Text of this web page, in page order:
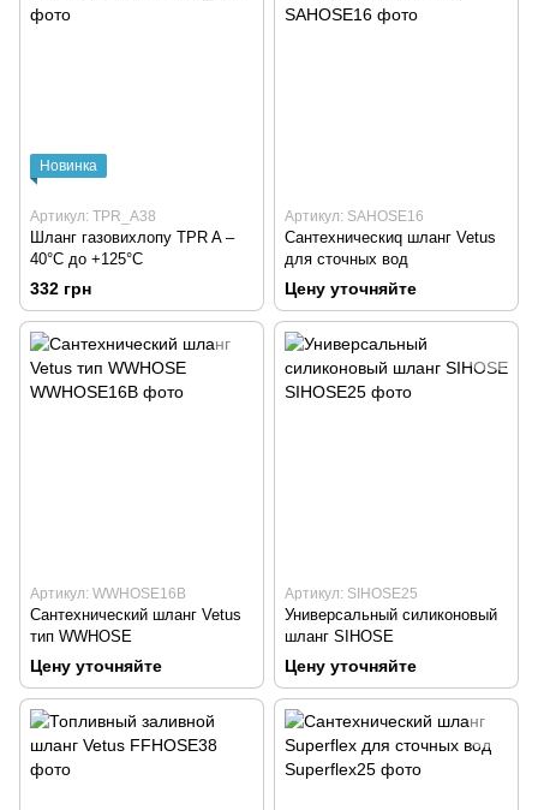
Новинка
Артикул: TPR_A38
Шланг газовихлопу TPR A –
40°С до +125°С
332 грн
Артикул: SAHOSE16
Сантехническиq шланг Vetus
для сточных вод
Цену уточняйте
Артикул: WWHOSE16B
Сантехнический шланг Vetus
тип WWHOSE
Цену уточняйте
Артикул: SIHOSE25
Универсальный силиконовый
шланг SIHOSE
Цену уточняйте